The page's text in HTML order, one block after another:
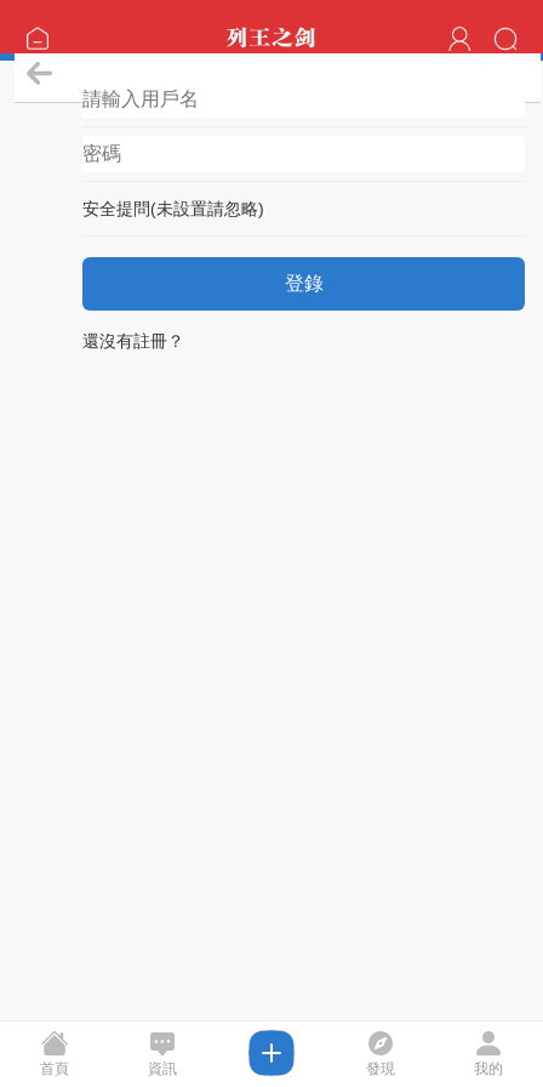
安全提問(未設置請忽略)
登錄
還沒有註冊？
首頁 資訊 發現 我的